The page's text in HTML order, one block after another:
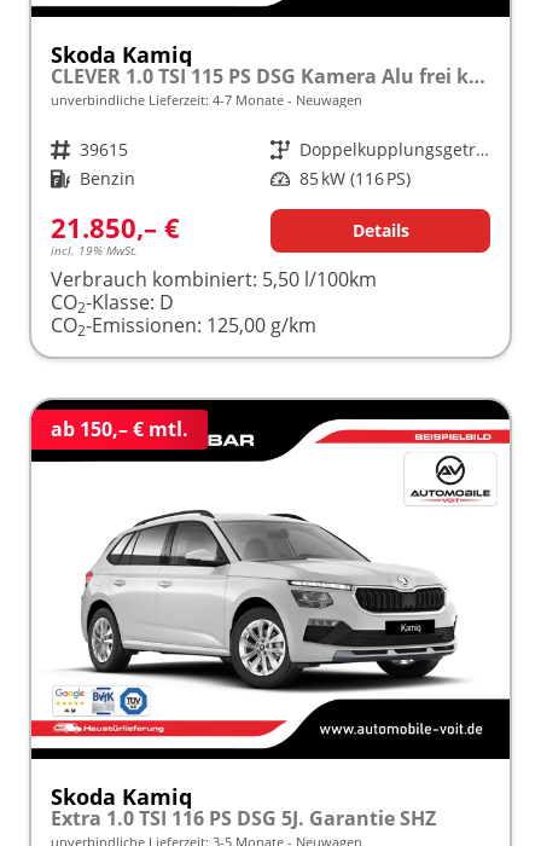
Skoda Kamiq
CLEVER 1.0 TSI 115 PS DSG Kamera Alu frei konfigurierbar!
unverbindliche Lieferzeit: 4-7 Monate Neuwagen
Fahrzeugnr. 39615 Getriebe
Doppelkupplungsgetriebe (DSG)
Kraftstoff Benzin Leistung 85 kW (116 PS)
21.850,– €
incl. 19% MwSt.
Details
Verbrauch kombiniert: 5,50 l/100km
CO2-Klasse: D
CO2-Emissionen: 125,00 g/km
ab 150,– € mtl.
Skoda Kamiq
Extra 1.0 TSI 116 PS DSG 5J. Garantie SHZ
unverbindliche Lieferzeit: 3-5 Monate Neuwagen